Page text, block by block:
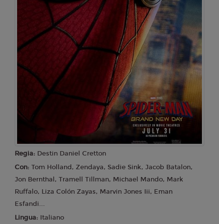
Lunedì 17/08/2026
Cinema Loren
18:45
SALA 1
22:05
SALA 1
Domenica 23/08/2026
Cinema Loren
18:45
SALA 2
22:05
Lunedì 24/08/2026
Cinema Loren
18:45
22:05
Regia: Destin Daniel Cretton
Con: Tom Holland, Zendaya, Sadie Sink, Jacob Batalon,
Jon Bernthal, Tramell Tillman, Michael Mando, Mark
Ruffalo, Liza Colón Zayas, Marvin Jones Iii, Eman
Esfandi...
Lingua: Italiano